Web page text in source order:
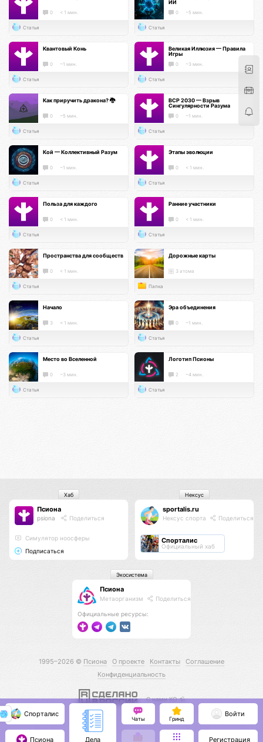
0 < 1 мин.
Статья
ИИ
0 ~5 мин.
Статья
Квантовый Конь
0 ~1 мин.
Статья
Великая Иллюзия — Правила
Игры
0 ~3 мин.
Статья
Как приручить дракона? 🐉
0 ~5 мин.
Статья
ВСР 2030 — Взрыв
Сингулярности Разума
0 ~1 мин.
Статья
Кой — Коллективный Разум
0 ~1 мин.
Статья
Этапы эволюции
0 < 1 мин.
Статья
Польза для каждого
0 < 1 мин.
Статья
Ранние участники
0 < 1 мин.
Статья
Пространства для сообществ
0 < 1 мин.
Статья
Дорожные карты
3 атома
Папка
Начало
3 < 1 мин.
Статья
Эра объединения
0 ~1 мин.
Статья
Место во Вселенной
0 ~3 мин.
Статья
Логотип Псионы
2 ~4 мин.
Статья
Псиона
psiona Поделиться
Cимулятор ноосферы
Подписаться
Хаб
sportalis.ru
Нексус спорта Поделиться
Спорталис
Официальный хаб
Нексус
Псиона
Метаорганизм Поделиться
Официальные ресурсы:
Экосистема
1995–2026 © Псиона О проекте Контакты
Соглашение
Конфиденциальность
С нами КО 🕉️
Спорталис
Псиона Дела
Чаты Гринд
Войти
Регистрация